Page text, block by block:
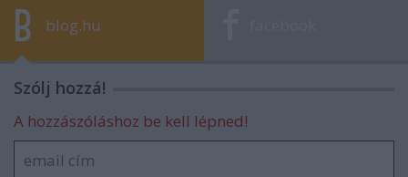
blog.hu
Szólj hozzá!
A hozzászóláshoz be kell lépned!